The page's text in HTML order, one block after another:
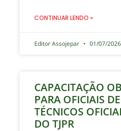
CONTINUAR LENDO »
Editor Assojepar 01/07/2026
CAPACITAÇÃO
PARA OFICIAIS
TÉCNICOS
DO TJPR